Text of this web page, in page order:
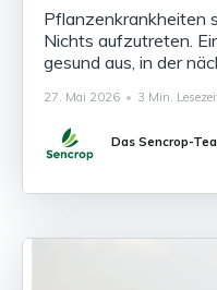
Pflanzenkrankheiten
Nichts aufzutreten.
gesund aus, in der
verschlechtern. Doch
zufällig. Damit eine Krankheit entstehen kann,
müssen drei
27. Mai 2026 • 3 Min.
Das Sencrop-